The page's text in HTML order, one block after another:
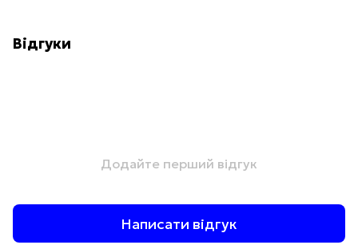
Відгуки
Додайте перший відгук
Написати відгук